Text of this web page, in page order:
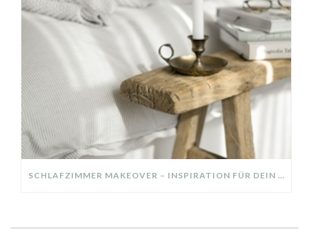
SCHLAFZIMMER MAKEOVER – INSPIRATION FÜR DEIN SCHLAFZIMMER: AUS ALT MACH NEU – HELL, GEMÜTLICH UND EINLADEND